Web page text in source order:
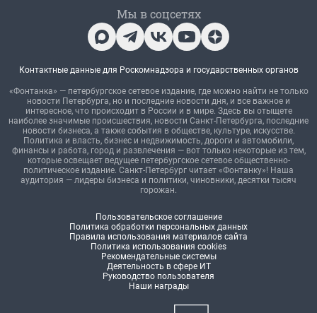
Мы в соцсетях
Контактные данные для Роскомнадзора и государственных органов
«Фонтанка» — петербургское сетевое издание, где можно найти не только
новости Петербурга, но и последние новости дня, и все важное и
интересное, что происходит в России и в мире. Здесь вы отыщете
наиболее значимые происшествия, новости Санкт-Петербурга, последние
новости бизнеса, а также события в обществе, культуре, искусстве.
Политика и власть, бизнес и недвижимость, дороги и автомобили,
финансы и работа, город и развлечения — вот только некоторые из тем,
которые освещает ведущее петербургское сетевое общественно-
политическое издание. Санкт-Петербург читает «Фонтанку»! Наша
аудитория — лидеры бизнеса и политики, чиновники, десятки тысяч
горожан.
Пользовательское соглашение
Политика обработки персональных данных
Правила использования материалов сайта
Политика использования cookies
Рекомендательные системы
Деятельность в сфере ИТ
Руководство пользователя
Наши награды